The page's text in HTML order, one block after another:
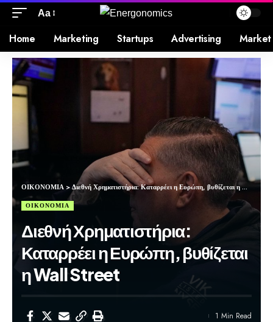
Aa
Home Marketing Startups Advertising Market
ΟΙΚΟΝΟΜΙΑ >Διεθνή Χρηματιστήρια: Καταρρέει η Ευρώπη, βυθίζεται η Wall Street
ΟΙΚΟΝΟΜΙΑ
Διεθνή Χρηματιστήρια:
Καταρρέει η Ευρώπη, βυθίζεται
η Wall Street
1 Min Read